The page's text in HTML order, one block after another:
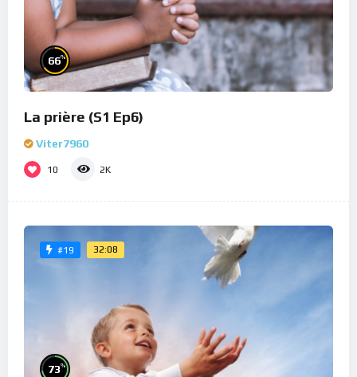
66%
La prière (S1 Ep6)
Viter7960
10 2K
#19 32:08
73%